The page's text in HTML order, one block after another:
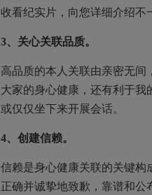
收看纪实片，向您详细介绍不
3、关心关联品质。
高品质的本人关联由亲密无间
大家的身心健康，还有利于我
或仅仅坐下来开展会话。
4、创建信赖。
信赖是身心健康关联的关键构
正确并诚挚地致歉，靠谱和